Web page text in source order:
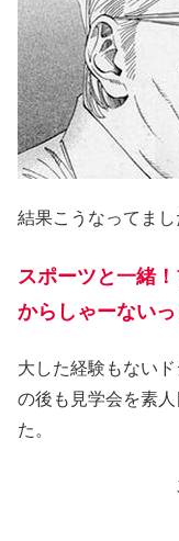
結果こうなってまし
スポーツと一緒
からしゃーないっ
大した経験もない
の後も見学会を素
た。